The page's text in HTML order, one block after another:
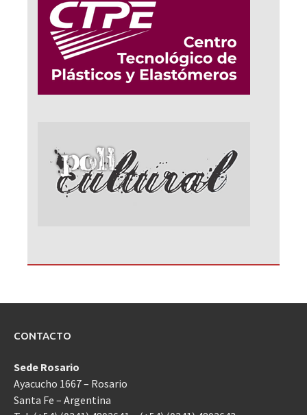
CONTACTO
Sede Rosario
Ayacucho 1667 – Rosario
Santa Fe – Argentina